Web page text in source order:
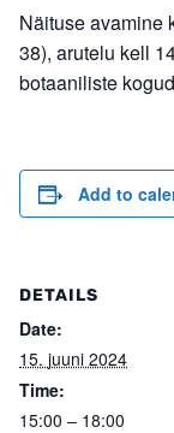
Näituse avamine
38), arutelu kell
botaaniliste
Add to
DETAILS
Date:
15. juuni 2024
Time:
15:00 – 18:00